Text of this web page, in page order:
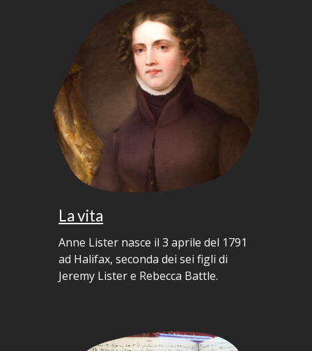
La vita
Anne Lister nasce il 3 aprile del 1791
ad Halifax, seconda dei sei figli di
Jeremy Lister e Rebecca Battle.